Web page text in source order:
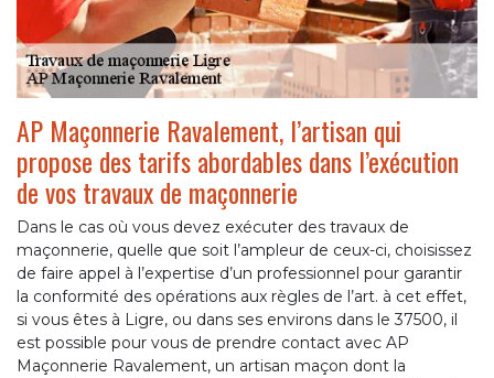
AP Maçonnerie Ravalement, l’artisan qui
propose des tarifs abordables dans l’exécution
de vos travaux de maçonnerie
Dans le cas où vous devez exécuter des travaux de
maçonnerie, quelle que soit l’ampleur de ceux-ci, choisissez
de faire appel à l’expertise d’un professionnel pour garantir
la conformité des opérations aux règles de l’art. à cet effet,
si vous êtes à Ligre, ou dans ses environs dans le 37500, il
est possible pour vous de prendre contact avec AP
Maçonnerie Ravalement, un artisan maçon dont la